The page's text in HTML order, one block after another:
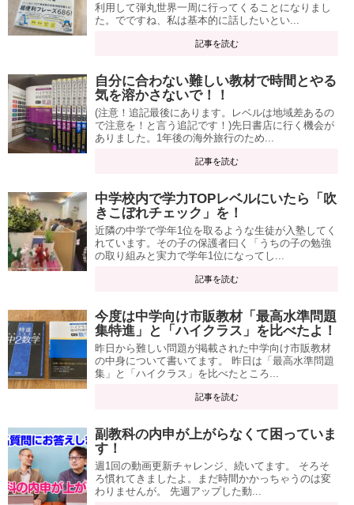
利用して弾丸世界一周に行ってくることになりまし
た。でですね、私は基本的に話したいとい...
記事を読む
自分に合わない難しい教材で時間とやる
気を溶かさないで！！
(注意！追記最後にあります。レベルは地域差あるの
で注意を！と言う追記です！)先日書店に行く機会が
ありました。1年後の海外旅行のため...
記事を読む
中学校内で学力TOPレベルにいたら「吹
きこぼれチェック」を！
近隣の中学で学年1位を取るような生徒が入塾してく
れています。その子の保護者曰く「うちの子の勉強
の取り組みと実力で学年1位になってし...
記事を読む
今度は中学向け市販教材「最高水準問題
集特進」と「ハイクラス」を比べたよ！
昨日から難しい問題が掲載された中学向け市販教材
の中身について書いてます。 昨日は「最高水準問題
集」と「ハイクラス」を比べたところ...
記事を読む
副教科の内申が上がらなくて困っていま
す！
週1回の動画更新チャレンジ、続いてます。 そろそ
ろ慣れてきましたよ。まだ時間かかっちゃうのは変
わりませんが。 先週アップした動...